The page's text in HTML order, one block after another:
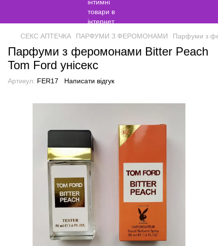
СЕКС АПТЕЧКА ПАРФУМИ З ФЕРОМОНАМИ Парфуми з
Парфуми з феромонами Bitter Peach
Tom Ford унісекс
Артикул: FER17 Написати відгук